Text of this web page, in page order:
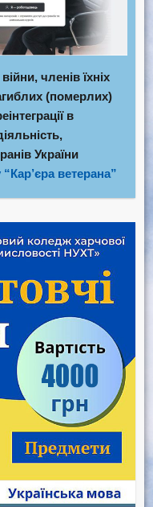
членів їхніх
(померлих)
в
України
ветерана”